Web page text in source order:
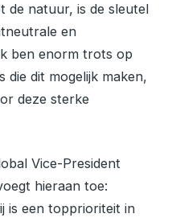
de natuur, is de sleutel
en
ben enorm trots op
die dit mogelijk maken,
deze sterke
Vice-President
hieraan toe:
is een topprioriteit in